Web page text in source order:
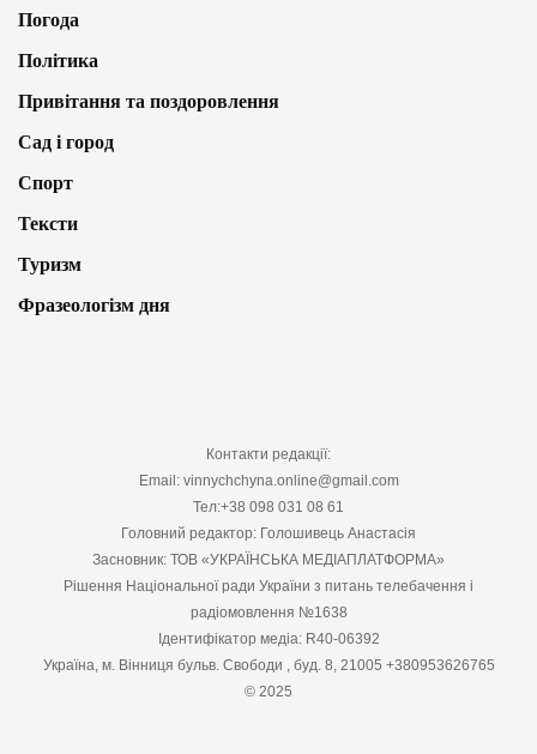
Погода
Політика
Привітання та поздоровлення
Сад і город
Спорт
Тексти
Туризм
Фразеологізм дня
Контакти редакції:
Email: vinnychchyna.online@gmail.com
Тел:+38 098 031 08 61
Головний редактор: Голошивець Анастасія
Засновник: ТОВ «УКРАЇНСЬКА МЕДІАПЛАТФОРМА»
Рішення Національної ради України з питань телебачення і
радіомовлення №1638
Ідентифікатор медіа: R40-06392
Україна, м. Вінниця бульв. Свободи , буд. 8, 21005 +380953626765
© 2025